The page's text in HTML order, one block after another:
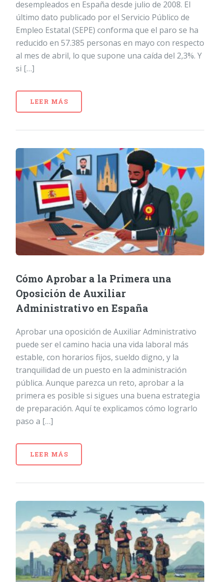
desempleados en España desde julio de 2008. El
último dato publicado por el Servicio Público de
Empleo Estatal (SEPE) conforma que el paro se ha
reducido en 57.385 personas en mayo con respecto
al mes de abril, lo que supone una caída del 2,3%. Y
si […]
LEER MÁS
Cómo Aprobar a la Primera una
Oposición de Auxiliar
Administrativo en España
Aprobar una oposición de Auxiliar Administrativo
puede ser el camino hacia una vida laboral más
estable, con horarios fijos, sueldo digno, y la
tranquilidad de un puesto en la administración
pública. Aunque parezca un reto, aprobar a la
primera es posible si sigues una buena estrategia
de preparación. Aquí te explicamos cómo lograrlo
paso a […]
LEER MÁS